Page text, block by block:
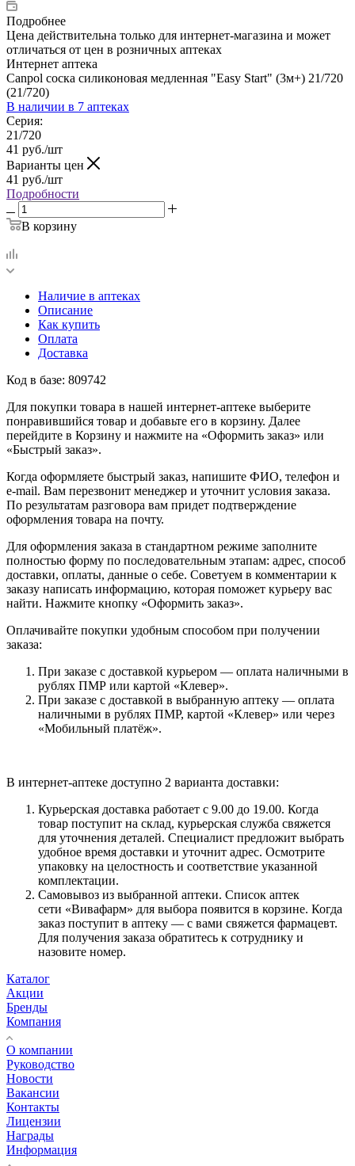
Подробнее
Цена действительна только для интернет-магазина и может
отличаться от цен в розничных аптеках
Интернет аптека
Canpol соска силиконовая медленная "Easy Start" (3м+) 21/720
(21/720)
В наличии в 7 аптеках
Серия:
21/720
41 руб./шт
Варианты цен
41 руб./шт
Подробности
В корзину
Наличие в аптеках
Описание
Как купить
Оплата
Доставка
Код в базе: 809742
Для покупки товара в нашей интернет-аптеке выберите
понравившийся товар и добавьте его в корзину. Далее
перейдите в Корзину и нажмите на «Оформить заказ» или
«Быстрый заказ».
Когда оформляете быстрый заказ, напишите ФИО, телефон и
e-mail. Вам перезвонит менеджер и уточнит условия заказа.
По результатам разговора вам придет подтверждение
оформления товара на почту.
Для оформления заказа в стандартном режиме заполните
полностью форму по последовательным этапам: адрес, способ
доставки, оплаты, данные о себе. Советуем в комментарии к
заказу написать информацию, которая поможет курьеру вас
найти. Нажмите кнопку «Оформить заказ».
Оплачивайте покупки удобным способом при получении
заказа:
При заказе с доставкой курьером — оплата наличными в
рублях ПМР или картой «Клевер».
При заказе с доставкой в выбранную аптеку — оплата
наличными в рублях ПМР, картой «Клевер» или через
«Мобильный платёж».
В интернет-аптеке доступно 2 варианта доставки:
Курьерская доставка работает с 9.00 до 19.00. Когда
товар поступит на склад, курьерская служба свяжется
для уточнения деталей. Специалист предложит выбрать
удобное время доставки и уточнит адрес. Осмотрите
упаковку на целостность и соответствие указанной
комплектации.
Самовывоз из выбранной аптеки. Список аптек
сети «Вивафарм» для выбора появится в корзине. Когда
заказ поступит в аптеку — с вами свяжется фармацевт.
Для получения заказа обратитесь к сотруднику и
назовите номер.
Каталог
Акции
Бренды
Компания
О компании
Руководство
Новости
Вакансии
Контакты
Лицензии
Награды
Информация